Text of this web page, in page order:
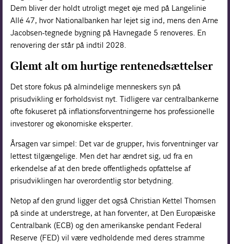
Dem bliver der holdt utroligt meget øje med på Langelinie
Allé 47, hvor Nationalbanken har lejet sig ind, mens den Arne
­Jacobsen-tegnede bygning på Havnegade 5 renoveres. En
renovering der står på indtil 2028.
Glemt alt om hurtige rentenedsættelser
Det store fokus på almindelige menneskers syn på
prisudvikling er forholdsvist nyt. Tidligere var centralbankerne
ofte fokuseret på inflationsforventningerne hos professionelle
investorer og økonomiske eksperter.
Årsagen var simpel: Det var de grupper, hvis forventninger var
lettest tilgængelige. Men det har ændret sig, ud fra en
erkendelse af at den brede offentligheds opfattelse af
prisudviklingen har overordentlig stor betydning.
Netop af den grund ligger det også Christian Kettel Thomsen
på sinde at understrege, at han forventer, at Den Europæiske
Centralbank (ECB) og den amerikanske pendant Federal
Reserve (FED) vil være vedholdende med deres stramme